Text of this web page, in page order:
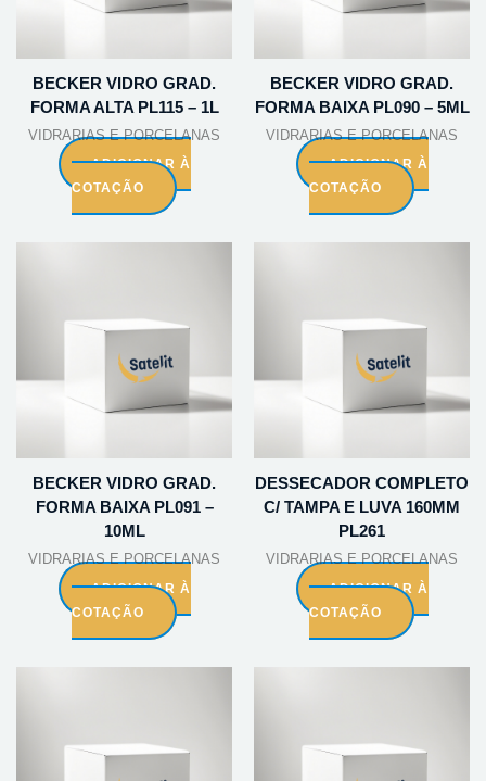
BECKER VIDRO GRAD.
FORMA ALTA PL115 – 1L
VIDRARIAS E PORCELANAS
ADICIONAR À
COTAÇÃO
BECKER VIDRO GRAD.
FORMA BAIXA PL090 – 5ML
VIDRARIAS E PORCELANAS
ADICIONAR À
COTAÇÃO
BECKER VIDRO GRAD.
FORMA BAIXA PL091 –
10ML
VIDRARIAS E PORCELANAS
ADICIONAR À
COTAÇÃO
DESSECADOR COMPLETO
C/ TAMPA E LUVA 160MM
PL261
VIDRARIAS E PORCELANAS
ADICIONAR À
COTAÇÃO